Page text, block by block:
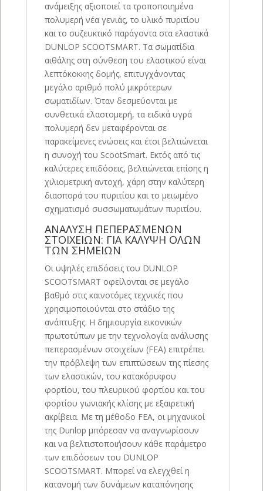
ανάμειξης αξιοποιεί τα τροποποιημένα
πολυμερή νέα γενιάς, το υλικό πυριτίου
και το συζευκτικό παράγοντα στα ελαστικά
DUNLOP SCOOTSMART. Τα σωματίδια
αιθάλης στη σύνθεση του ελαστικού είναι
λεπτόκοκκης δομής, επιτυγχάνοντας
μεγάλο αριθμό πολύ μικρότερων
σωματιδίων. Όταν δεσμεύονται με
συνθετικά ελαστομερή, τα ειδικά υγρά
πολυμερή δεν μεταφέρονται σε
παρακείμενες ενώσεις και έτσι βελτιώνεται
η συνοχή του ScootSmart. Εκτός από τις
καλύτερες επιδόσεις, βελτιώνεται επίσης η
χιλιομετρική αντοχή, χάρη στην καλύτερη
διασπορά του πυριτίου και το μειωμένο
σχηματισμό συσσωματωμάτων πυριτίου.
ΑΝΑΛΥΣΗ ΠΕΠΕΡΑΣΜΕΝΩΝ
ΣΤΟΙΧΕΙΩΝ: ΓΙΑ ΚΑΛΥΨΗ ΟΛΩΝ
ΤΩΝ ΣΗΜΕΙΩΝ
Οι υψηλές επιδόσεις του DUNLOP
SCOOTSMART οφείλονται σε μεγάλο
βαθμό στις καινοτόμες τεχνικές που
χρησιμοποιούνται στο στάδιο της
ανάπτυξης. Η δημιουργία εικονικών
πρωτοτύπων με την τεχνολογία ανάλυσης
πεπερασμένων στοιχείων (FEA) επιτρέπει
την πρόβλεψη των επιπτώσεων της πίεσης
των ελαστικών, του κατακόρυφου
φορτίου, του πλευρικού φορτίου και του
φορτίου γωνιακής κλίσης με εξαιρετική
ακρίβεια. Με τη μέθοδο FEA, οι μηχανικοί
της Dunlop μπόρεσαν να αναγνωρίσουν
και να βελτιστοποιήσουν κάθε παράμετρο
των επιδόσεων του DUNLOP
SCOOTSMART. Μπορεί να ελεγχθεί η
κατανομή των δυνάμεων καταπόνησης